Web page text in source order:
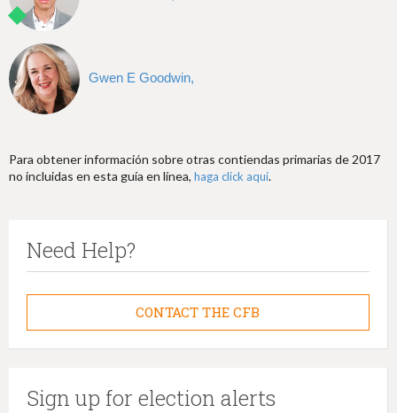
Gwen E Goodwin,
Para obtener información sobre otras contiendas primarias de 2017
no incluidas en esta guía en línea, haga click aquí.
Need Help?
CONTACT THE CFB
Sign up for election alerts